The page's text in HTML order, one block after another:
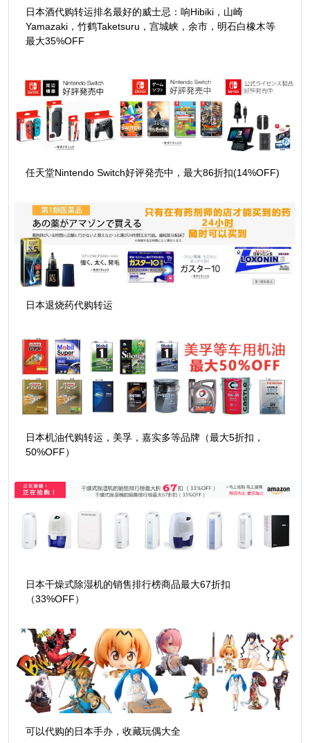
日本酒代购转运排名最好的威士忌：响Hibiki，山崎
Yamazaki，竹鹤Taketsuru，宫城峡，余市，明石白橡木等
最大35%OFF
任天堂Nintendo Switch好评発売中，最大86折扣(14%OFF)
日本退烧药代购转运
日本机油代购转运，美孚，嘉实多等品牌（最大5折扣，
50%OFF）
日本干燥式除湿机的销售排行榜商品最大67折扣
（33%OFF）
可以代购的日本手办，收藏玩偶大全